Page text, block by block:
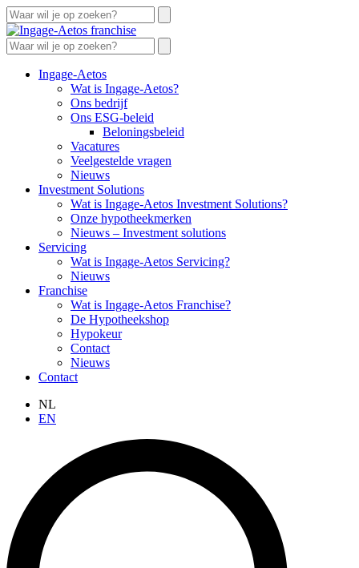
franchise
Ingage-Aetos
Wat is Ingage-Aetos?
Ons bedrijf
Ons ESG-beleid
Beloningsbeleid
Vacatures
Veelgestelde vragen
Nieuws
Investment Solutions
Wat is Ingage-Aetos Investment Solutions?
Onze hypotheekmerken
Nieuws – Investment solutions
Servicing
Wat is Ingage-Aetos Servicing?
Nieuws
Franchise
Wat is Ingage-Aetos Franchise?
De Hypotheekshop
Hypokeur
Contact
Nieuws
Contact
NL
EN